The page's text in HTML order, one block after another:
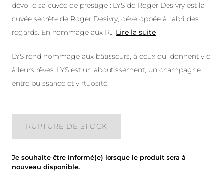
dévoile sa cuvée de prestige : LYS de Roger Desivry est la
cuvée secrète de Roger Desivry, développée à l’abri des
regards. En hommage aux R
Lire la suite
LYS rend hommage aux bâtisseurs, à ceux qui donnent vie
à leurs rêves. LYS est un aboutissement, un champagne
entre puissance et virtuosité.
RUPTURE DE STOCK
Je souhaite être informé(e) lorsque le produit sera à
nouveau disponible.